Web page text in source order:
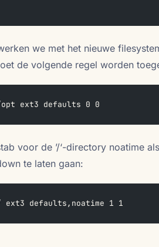
we met het nieuwe
de volgende regel worden
ext3 defaults 0 0
voor de ’/‘-directory noatime
te laten gaan:
ext3 defaults,noatime 1 1